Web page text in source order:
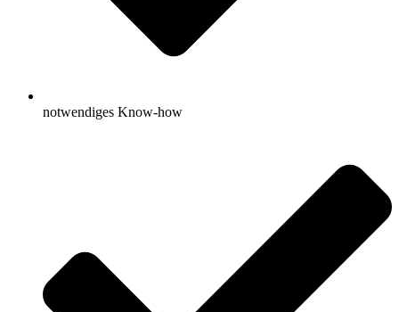
notwendiges Know-how